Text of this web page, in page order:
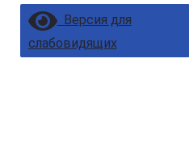
Версия для
слабовидящих